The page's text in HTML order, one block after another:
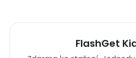
FlashGet